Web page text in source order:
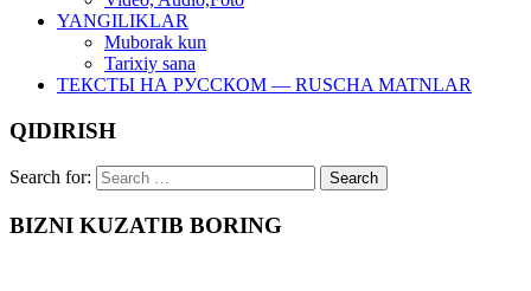
YANGILIKLAR
Muborak kun
Tarixiy sana
ТЕКСТЫ НА РУССКОМ — RUSCHA MATNLAR
QIDIRISH
Search for:
BIZNI KUZATIB BORING